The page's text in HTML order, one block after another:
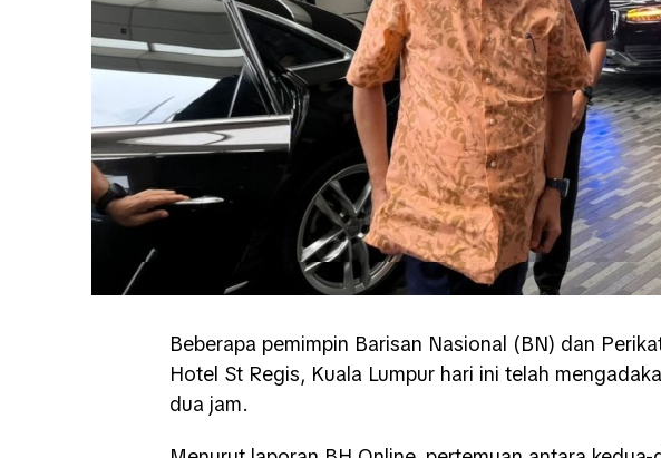
Beberapa pemimpin Barisan Nasional (BN) dan
Hotel St Regis, Kuala Lumpur hari ini telah
dua jam.